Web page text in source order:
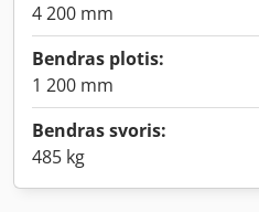
4 200 mm
Bendras plotis:
1 200 mm
Bendras svoris:
485 kg